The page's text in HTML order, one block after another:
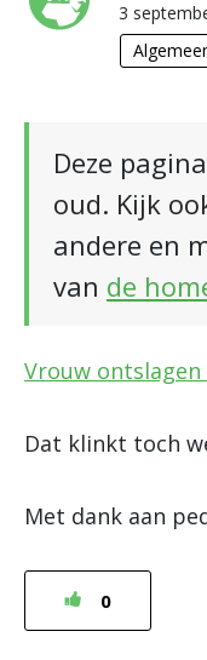
3
Deze
oud. Kijk
andere en
van de
Vrouw ontslagen
Dat klinkt toch
Met dank aan
0